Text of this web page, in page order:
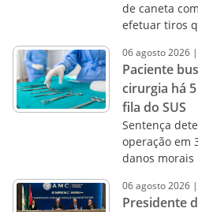
de caneta
efetuar tiros
06agosto2026 |
Paciente
cirurgia há
fila do SUS
Sentença
operação em
danos morais
06agosto2026 |
Presidente